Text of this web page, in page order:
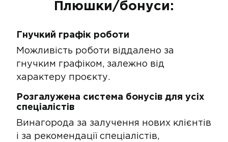
Плюшки/бонуси:
Гнучкий графік роботи
Можливість роботи віддалено за
гнучким графіком, залежно від
характеру проєкту.
Розгалужена система бонусів для усіх
спеціалістів​​
​Винагорода за залучення нових клієнтів
і за рекомендації спеціалістів,